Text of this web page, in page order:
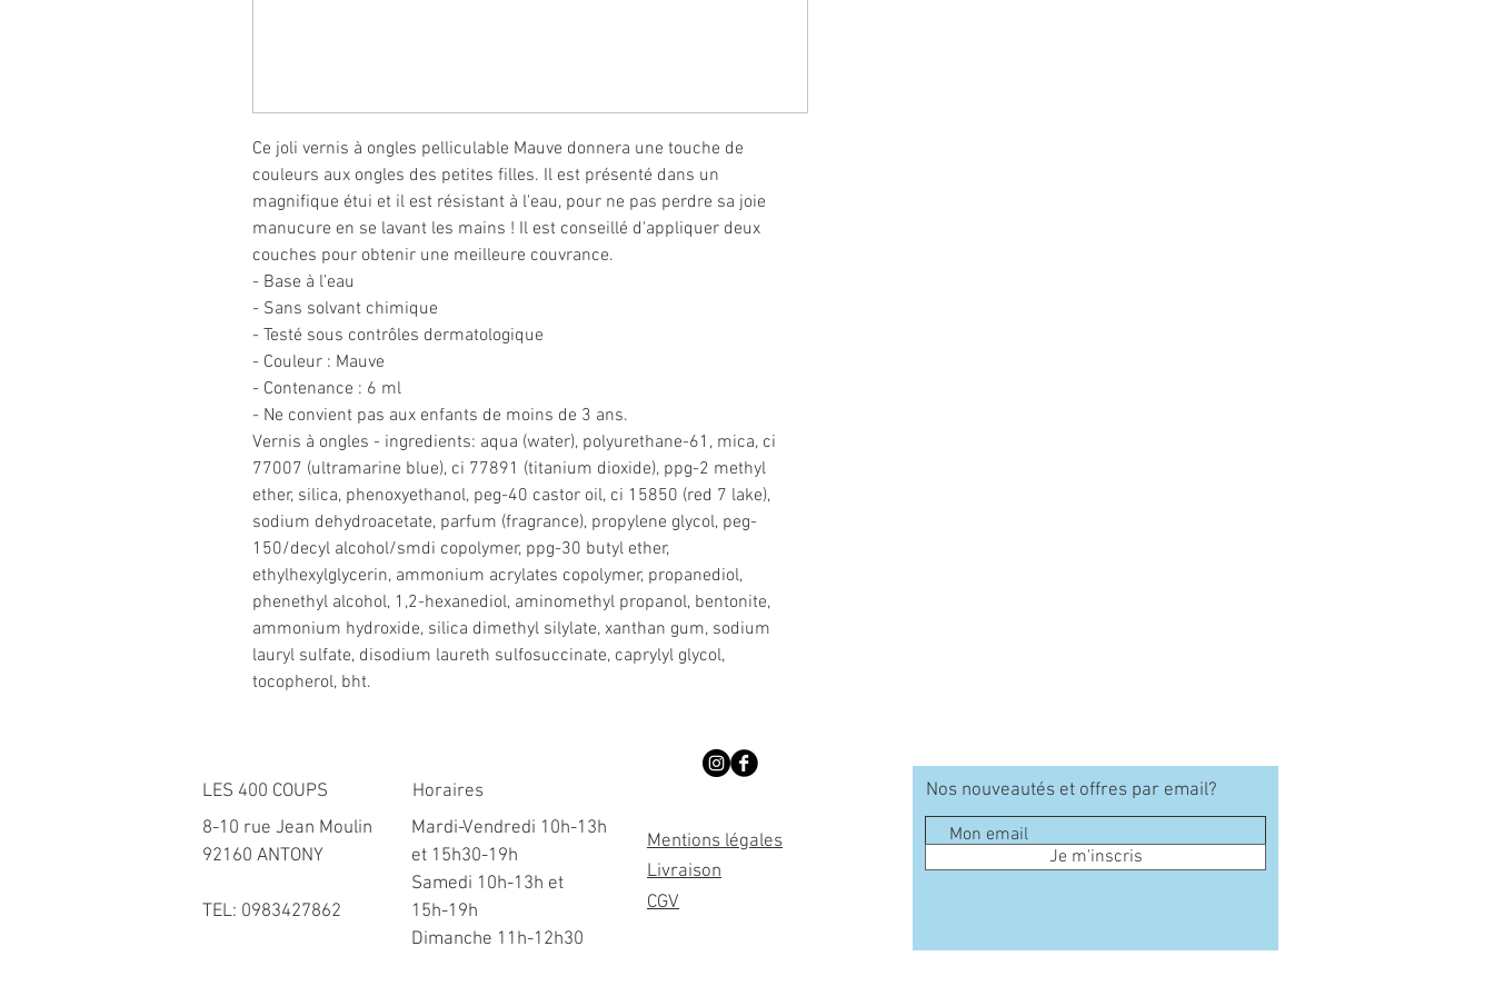
Ce joli vernis à ongles pelliculable Mauve donnera une touche de
couleurs aux ongles des petites filles. Il est présenté dans un
magnifique étui et il est résistant à l'eau, pour ne pas perdre sa joie
manucure en se lavant les mains ! Il est conseillé d'appliquer deux
couches pour obtenir une meilleure couvrance.
- Base à l’eau
- Sans solvant chimique
- Testé sous contrôles dermatologique
- Couleur : Mauve
- Contenance : 6 ml
- Ne convient pas aux enfants de moins de 3 ans.
Vernis à ongles - ingredients: aqua (water), polyurethane-61, mica, ci
77007 (ultramarine blue), ci 77891 (titanium dioxide), ppg-2 methyl
ether, silica, phenoxyethanol, peg-40 castor oil, ci 15850 (red 7 lake),
sodium dehydroacetate, parfum (fragrance), propylene glycol, peg-
150/decyl alcohol/smdi copolymer, ppg-30 butyl ether,
ethylhexylglycerin, ammonium acrylates copolymer, propanediol,
phenethyl alcohol, 1,2-hexanediol, aminomethyl propanol, bentonite,
ammonium hydroxide, silica dimethyl silylate, xanthan gum, sodium
lauryl sulfate, disodium laureth sulfosuccinate, caprylyl glycol,
tocopherol, bht.
LES 400 COUPS
Horaires
8-10 rue Jean Moulin
92160 ANTONY
TEL: 0983427862
Mardi-Vendredi 10h-13h
et 15h30-19h
​Samedi 10h-13h et
15h-19h
Dimanche 11h-12h30
Mentions légales
Livraison
CGV
Nos nouveautés et offres par email?
Je m'inscris